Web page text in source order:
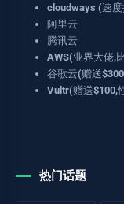
cloudways (速度
阿里云
腾讯云
AWS(业界大佬,
谷歌云(赠送
Vultr(赠送$100,
热门话题